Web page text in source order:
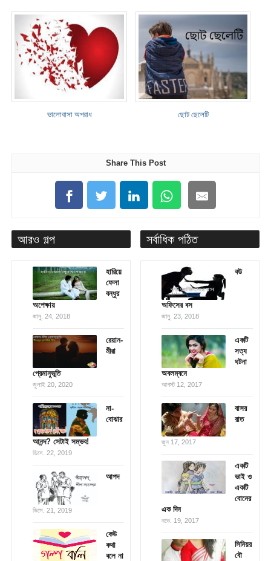
ভালোবাসা অপরাধ ছোট ছেলেটি
Share This Post
আরও গল্প
হারিয়ে
ফেলা
বন্ধুর
অপেক্ষায়
জানু. 24, 2018
রেয়ান-
মীরা
প্রেমানুভূতি
জুলাই 20, 2020
না-
বোঝার
আনন্দ? সেটাই সম্ভব!
ডিসে. 22, 2019
আপদ
ডিসে. 21, 2019
কেউ
কথা
বলে না
সর্বাধিক পঠিত
বউ
অফিসের বস
জানু. 23, 2018
একটি
সত্য
ঘটনা
অবলম্বনে
আগস্ট 12, 2017
বাসর
রাত
জুন 17, 2017
একটি
ভাই ও
একটি
বোনের
এক দিন
নভে. 19, 2017
সিনিয়র
বৌ